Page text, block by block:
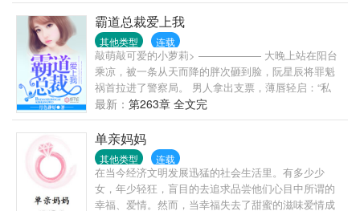
办法要活下去，他有个金手指叫做炼药系统，可惜没
有药材，升级不能；大陆上超级世家的长子嫡孙智商
超群却修炼天赋太差，可惜炼药师太难培养，不能只
为他一人服务，但可以调动的药材大把。两个人一个
有病，一个有药，于是，有病的包养了有药的，大家
都好。 【注意事项】： ①大长篇，升级流； ②世界
观设定是弱肉强食； ③大家和平讨论别掐架啊，咱们
都是讲道理的人么么哒！
霸道总裁爱上我
其他类型 连载
敲萌敲可爱的小萝莉> —————— 大晚上站在阳台
乘凉，被一条从天而降的胖次砸到脸，阮星辰将罪魁
祸首拉进了警察局。 男人拿出支票，薄唇轻启：“私
了。” “……” 好吧，被胖次砸一下，十万块钱轻松到
手，这是好事。 随后就其他赔偿事宜，男人再次丢出
一张支票，“只摸了一边，五万。” 阮星辰才明白，原
来在男人眼中，欧派是分单双的。 …… 后来，阮星辰
发现怪大叔他不仅是个三十多岁的老光棍，还是某跨
国企业的大总裁。 再后来，她陷入困境，总裁大叔向
她抛出了橄榄枝。 “和我结婚，钱随便花，卡随便刷，
最新： 第263章 全文完
单亲妈妈
其他类型 连载
在当今经济文明发展迅猛的社会生活里。有多少少
女，年少轻狂，盲目的去追求品尝他们心目中所谓的
幸福、爱情。然而，当幸福失去了甜蜜的滋味爱情成